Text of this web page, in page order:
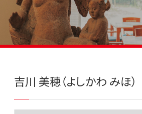
吉川 美穂（よしかわ みほ）